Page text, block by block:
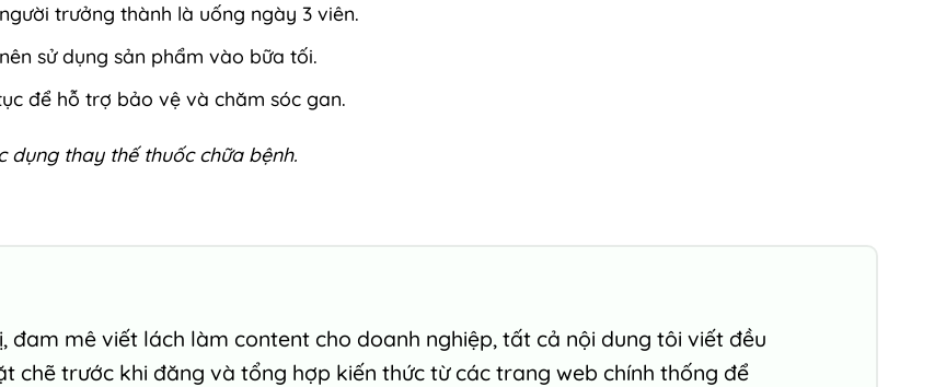
trưởng thành là uống ngày 3 viên.
sử dụng sản phẩm vào bữa tối.
để hỗ trợ bảo vệ và chăm sóc gan.
dụng thay thế thuốc chữa bệnh.
đam mê viết lách làm content cho doanh nghiệp, tất cả nội dung tôi viết đều
chẽ trước khi đăng và tổng hợp kiến thức từ các trang web chính thống để